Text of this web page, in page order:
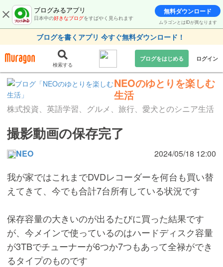
ブログみるアプリ
日本中の好きなブログをすばやく見られます
無料ダウンロード
ムラゴンとはIDが異なります
ブログを書くアプリ 今すぐ無料ダウンロード！
検索する
ブログをはじめる ログイン
NEOのゆとりを楽しむ
生活
株式投資、英語学習、グルメ、旅行、愛犬とのシニア生活
撮影動画の保存完了
NEO 2024/05/18 12:00
我が家ではこれまでDVDレコーダーを何台も買い替
えてきて、今でも合計7台所有している状況です
保存容量の大きいのが出るたびに買った結果です
が、今メインで使っているのはハードディスク容量
が3TBでチューナーが6つか7つもあって全禄ができ
るタイプのものです